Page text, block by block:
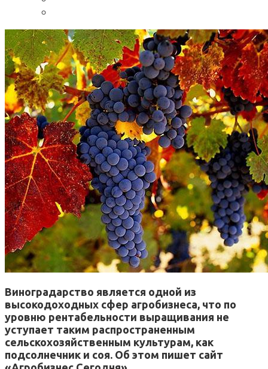
Виноградарство является одной из
высокодоходных сфер агробизнеса, что по
уровню рентабельности выращивания не
уступает таким распространенным
сельскохозяйственным культурам, как
подсолнечник и соя. Об этом пишет сайт